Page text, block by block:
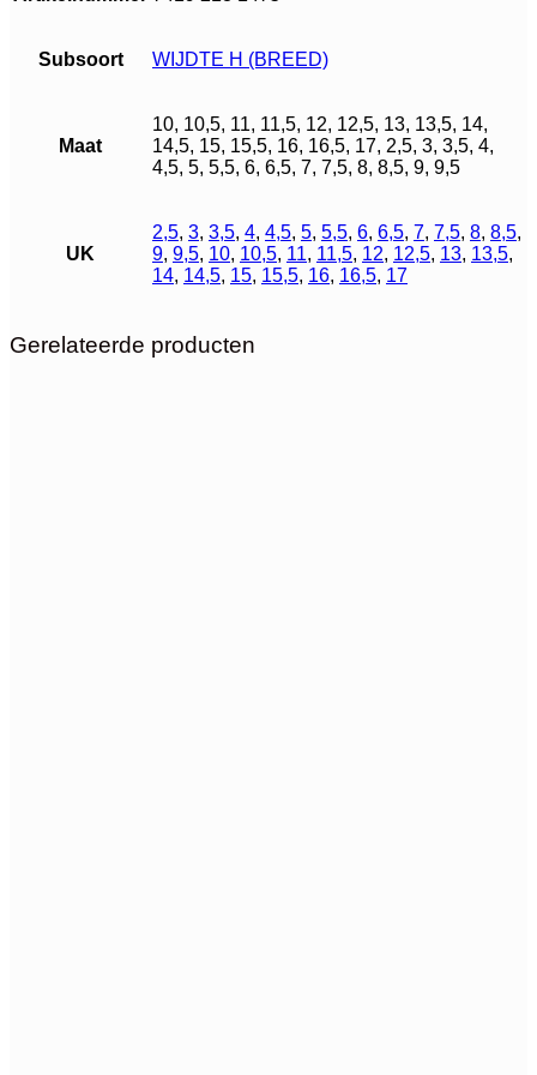
Subsoort WIJDTE H (BREED)
Maat
10, 10,5, 11, 11,5, 12, 12,5, 13, 13,5, 14,
14,5, 15, 15,5, 16, 16,5, 17, 2,5, 3, 3,5, 4,
4,5, 5, 5,5, 6, 6,5, 7, 7,5, 8, 8,5, 9, 9,5
UK
2,5, 3, 3,5, 4, 4,5, 5, 5,5, 6, 6,5, 7, 7,5, 8, 8,5,
9, 9,5, 10, 10,5, 11, 11,5, 12, 12,5, 13, 13,5,
14, 14,5, 15, 15,5, 16, 16,5, 17
Gerelateerde producten